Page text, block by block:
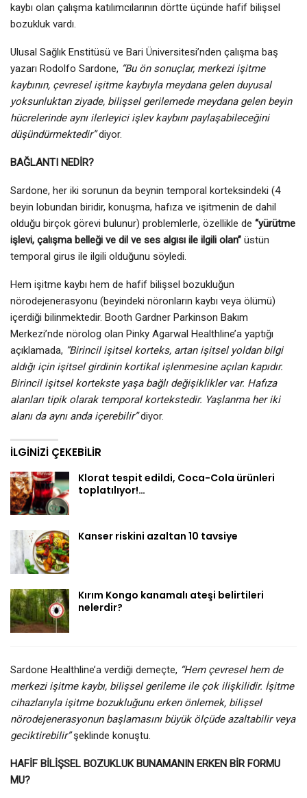
kaybı olan çalışma katılımcılarının dörtte üçünde hafif bilişsel
bozukluk vardı.
Ulusal Sağlık Enstitüsü ve Bari Üniversitesi’nden çalışma baş
yazarı Rodolfo Sardone, “Bu ön sonuçlar, merkezi işitme
kaybının, çevresel işitme kaybıyla meydana gelen duyusal
yoksunluktan ziyade, bilişsel gerilemede meydana gelen beyin
hücrelerinde aynı ilerleyici işlev kaybını paylaşabileceğini
düşündürmektedir”diyor.
BAĞLANTI NEDİR?
Sardone, her iki sorunun da beynin temporal korteksindeki (4
beyin lobundan biridir, konuşma, hafıza ve işitmenin de dahil
olduğu birçok görevi bulunur) problemlerle, özellikle de “yürütme
işlevi, çalışma belleği ve dil ve ses algısı ile ilgili olan” üstün
temporal girus ile ilgili olduğunu söyledi.
Hem işitme kaybı hem de hafif bilişsel bozukluğun
nörodejenerasyonu (beyindeki nöronların kaybı veya ölümü)
içerdiği bilinmektedir. Booth Gardner Parkinson Bakım
Merkezi’nde nörolog olan Pinky Agarwal Healthline’a yaptığı
açıklamada, “Birincil işitsel korteks, artan işitsel yoldan bilgi
aldığı için işitsel girdinin kortikal işlenmesine açılan kapıdır.
Birincil işitsel kortekste yaşa bağlı değişiklikler var. Hafıza
alanları tipik olarak temporal kortekstedir. Yaşlanma her iki
alanı da aynı anda içerebilir”diyor.
İLGINIZI ÇEKEBILIR
Klorat tespit edildi, Coca-Cola ürünleri
toplatılıyor!…
Kanser riskini azaltan 10 tavsiye
Kırım Kongo kanamalı ateşi belirtileri
nelerdir?
Sardone Healthline’a verdiği demeçte, “Hem çevresel hem de
merkezi işitme kaybı, bilişsel gerileme ile çok ilişkilidir. İşitme
cihazlarıyla işitme bozukluğunu erken önlemek, bilişsel
nörodejenerasyonun başlamasını büyük ölçüde azaltabilir veya
geciktirebilir”şeklinde konuştu.
HAFİF BİLİŞSEL BOZUKLUK BUNAMANIN ERKEN BİR FORMU
MU?